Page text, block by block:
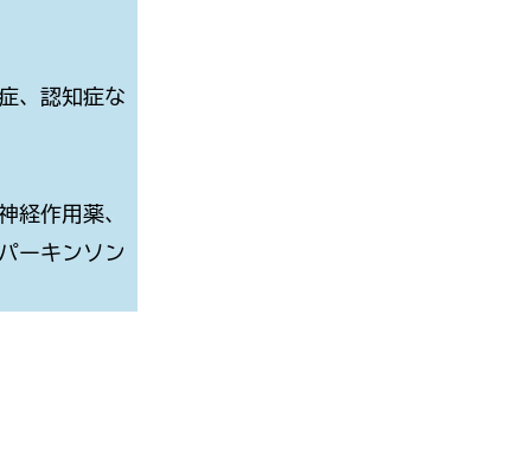
、認知症な
経作用薬、
ーキンソン